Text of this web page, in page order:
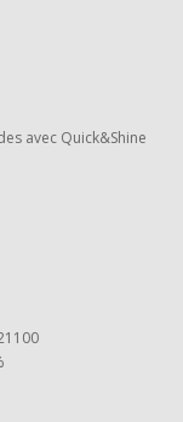
avec Quick&Shine